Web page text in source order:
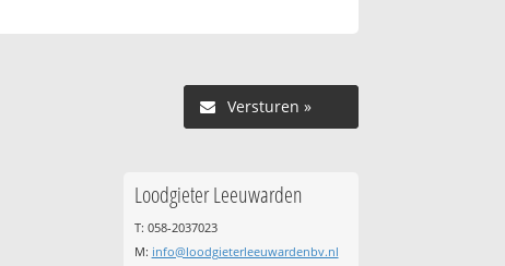
Versturen »
Loodgieter Leeuwarden
T: 058-2037023
M: info@loodgieterleeuwardenbv.nl